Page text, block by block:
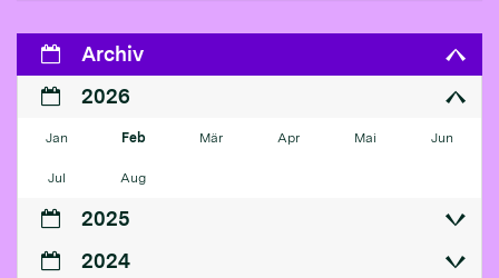
Archiv
2026
Jan Feb Mär Apr Mai Jun
Jul Aug
2025
2024